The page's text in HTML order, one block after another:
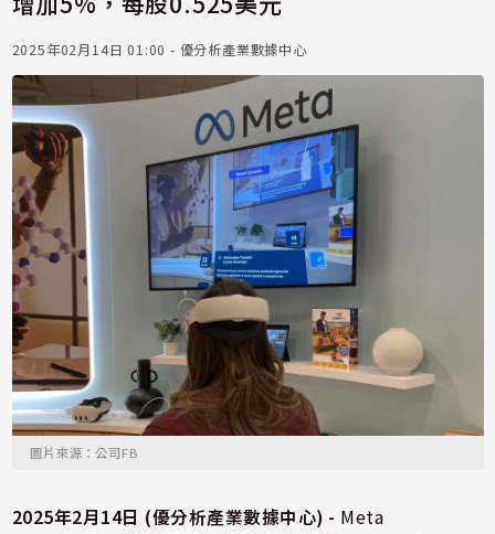
2025年02月14日 01:00 - 優分析產業數據中心
圖片來源：公司FB
2025年2月14日 (優分析產業數據中心) - Meta